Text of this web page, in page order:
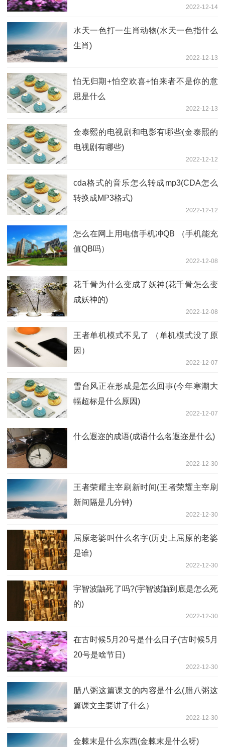
2022-12-14
水天一色打一生肖动物(水天一色指什么
生肖)
2022-12-13
怕无归期+怕空欢喜+怕来者不是你的意
思是什么
2022-12-13
金泰熙的电视剧和电影有哪些(金泰熙的
电视剧有哪些)
2022-12-12
cda格式的音乐怎么转成mp3(CDA怎么
转换成MP3格式)
2022-12-12
怎么在网上用电信手机冲QB （手机能充
值QB吗）
2022-12-08
花千骨为什么变成了妖神(花千骨怎么变
成妖神的)
2022-12-08
王者单机模式不见了 （单机模式没了原
因）
2022-12-07
雪台风正在形成是怎么回事(今年寒潮大
幅超标是什么原因)
2022-12-07
什么遐迩的成语(成语什么名遐迩是什么)
2022-12-30
王者荣耀主宰刷新时间(王者荣耀主宰刷
新间隔是几分钟)
2022-12-30
屈原老婆叫什么名字(历史上屈原的老婆
是谁)
2022-12-30
宇智波鼬死了吗?(宇智波鼬到底是怎么死
的)
2022-12-30
在古时候5月20号是什么日子(古时候5月
20号是啥节日)
2022-12-30
腊八粥这篇课文的内容是什么(腊八粥这
篇课文主要讲了什么）
2022-12-30
金棘末是什么东西(金棘末是什么呀)